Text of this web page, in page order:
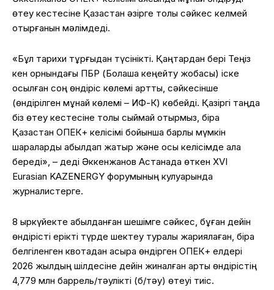
өтеу кестесіне Қазақстан әзірге толық сәйкес келмей
отырғанын мәлімдеді.
«Бұл тарихи тұрғыдан түсінікті. Қаңтардан бері Теңіз
кен орнындағы ПБР (Болашақ кеңейту жобасы) іске
қосылған соң өндіріс көлемі артты, сәйкесінше
(өндірілген мұнай көлемі – ИФ-К) көбейді. Қазіргі таңда
біз өтеу кестесіне толық сыймай отырмыз, бірақ
Қазақстан ОПЕК+ келісімі бойынша барлық мүмкін
шараларды қабылдап жатыр және осы келісімде қала
береді», – деді Әккенжанов Астанада өткен XVI
Eurasian KAZENERGY форумының кулуарында
журналистерге.
8 қыркүйекте қабылданған шешімге сәйкес, бұған дейін
өндірісті ерікті түрде шектеу туралы жариялаған, бірақ
белгіленген квотадан асыра өндірген ОПЕК+ елдері
2026 жылдың шілдесіне дейін жиналған артық өндірістің
4,779 млн баррель/тәулікті (б/тәу) өтеуі тиіс.